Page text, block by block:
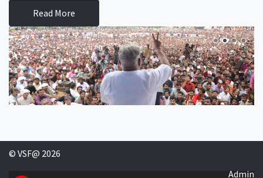
Read More
© VSF@ 2026
Admin